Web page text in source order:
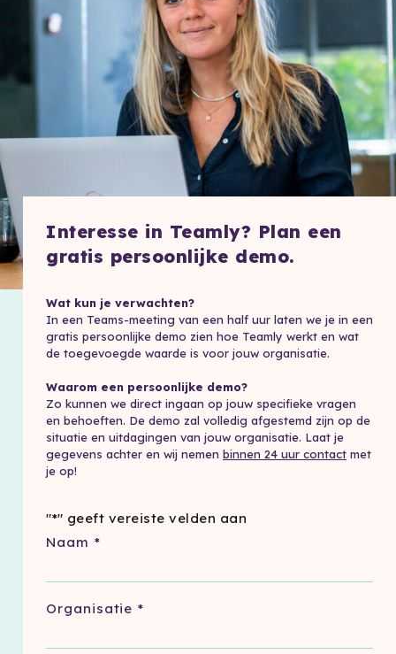
Interesse in Teamly? Plan een
gratis persoonlijke demo.
Wat kun je verwachten?
In een Teams-meeting van een half uur laten we je in een
gratis persoonlijke demo zien hoe Teamly werkt en wat
de toegevoegde waarde is voor jouw organisatie.
Waarom een persoonlijke demo?
Zo kunnen we direct ingaan op jouw specifieke vragen
en behoeften. De demo zal volledig afgestemd zijn op de
situatie en uitdagingen van jouw organisatie. Laat je
gegevens achter en wij nemen binnen 24 uur contact met
je op!
"*" geeft vereiste velden aan
Naam *
Organisatie *